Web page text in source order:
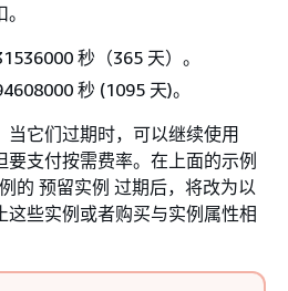
秒（365 天）。
秒 (1095 天)。
它们过期时，可以继续使用
要支付按需费率。在上面的示例
的 预留实例 过期后，将改为以
些实例或者购买与实例属性相